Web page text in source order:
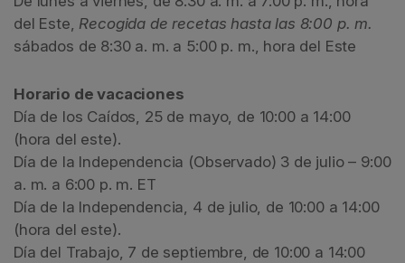
del Este, Recogida de recetas hasta las 8:00 p. m.
sábados de 8:30 a. m. a 5:00 p. m., hora del Este
Horario de vacaciones
Día de los Caídos, 25 de mayo, de 10:00 a 14:00
(hora del este).
Día de la Independencia (Observado) 3 de julio – 9:00
a. m. a 6:00 p. m. ET
Día de la Independencia, 4 de julio, de 10:00 a 14:00
(hora del este).
Día del Trabajo, 7 de septiembre, de 10:00 a 14:00